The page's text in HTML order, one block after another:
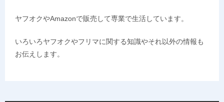
ヤフオクやAmazonで販売して専業で生活しています。
いろいろヤフオクやフリマに関する知識やそれ以外の情報も
お伝えします。